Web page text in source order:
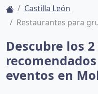
Castilla León
Restaurantes para
Descubre los
eventos en